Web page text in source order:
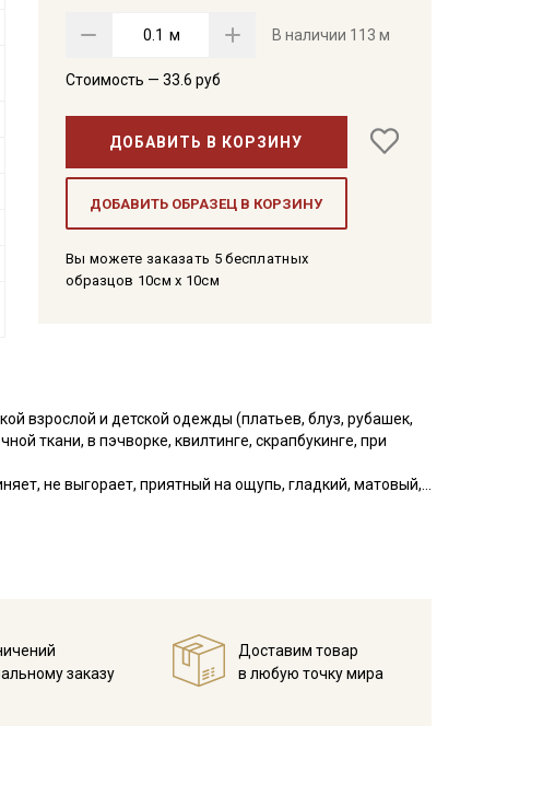
м В наличии 113 м
Стоимость — 33.6 руб
ДОБАВИТЬ В КОРЗИНУ
ДОБАВИТЬ ОБРАЗЕЦ В КОРЗИНУ
Вы можете заказать 5 бесплатных
образцов 10см x 10см
взрослой и детской одежды (платьев, блуз, рубашек,
ткани, в пэчворке, квилтинге, скрапбукинге, при
не выгорает, приятный на ощупь, гладкий, матовый,
для начинающих.
цвета ткани в зависимости от настроек вашего
заказу
Доставим товар
в любую точку мира